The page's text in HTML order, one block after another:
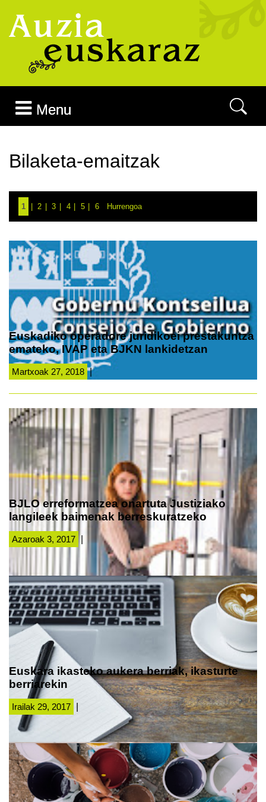
Menu
Bilaketa-emaitzak
1 2 3 4 5 6 Hurrengoa
Euskadiko operadore juridikoei prestakuntza
emateko, IVAP eta BJKN lankidetzan
Martxoak 27, 2018 |
BJLO erreformatzea onartuta Justiziako
langileek baimenak berreskuratzeko
Azaroak 3, 2017
Euskara ikasteko aukera berriak, ikasturte
berriarekin
Irailak 29, 2017